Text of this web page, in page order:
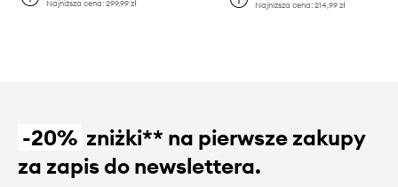
Najniższa cena:299,99 zł
Najniższa cena: 214,99 zł
-20% zniżki** na pierwsze zakupy
za zapis do newslettera.